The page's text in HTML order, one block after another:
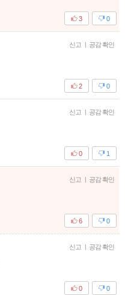
0
3
신고 | 공감 확인
0
2
신고 | 공감 확인
1
0
신고 | 공감 확인
0
6
신고 | 공감 확인
0
0